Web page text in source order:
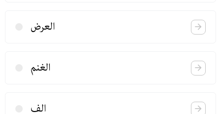
العرض
الغنم
الف